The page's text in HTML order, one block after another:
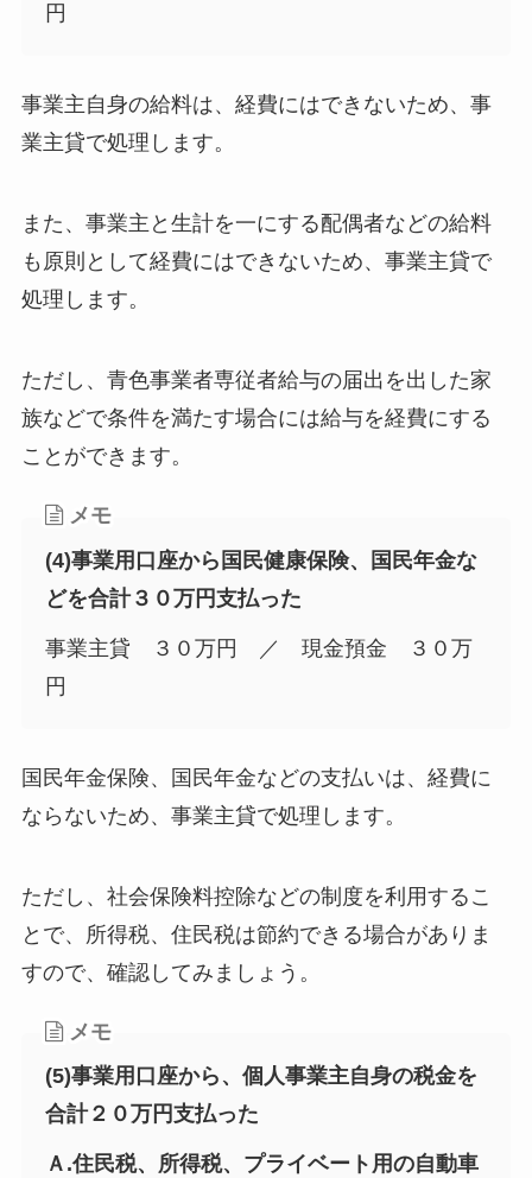
円
事業主自身の給料は、経費にはできないため、事
業主貸で処理します。
また、事業主と生計を一にする配偶者などの給料
も原則として経費にはできないため、事業主貸で
処理します。
ただし、青色事業者専従者給与の届出を出した家
族などで条件を満たす場合には給与を経費にする
ことができます。
メモ
(4)事業用口座から国民健康保険、国民年金な
どを合計３０万円支払った
事業主貸 ３０万円 ／ 現金預金 ３０万
円
国民年金保険、国民年金などの支払いは、経費に
ならないため、事業主貸で処理します。
ただし、社会保険料控除などの制度を利用するこ
とで、所得税、住民税は節約できる場合がありま
すので、確認してみましょう。
メモ
(5)事業用口座から、個人事業主自身の税金を
合計２０万円支払った
Ａ.住民税、所得税、プライベート用の自動車